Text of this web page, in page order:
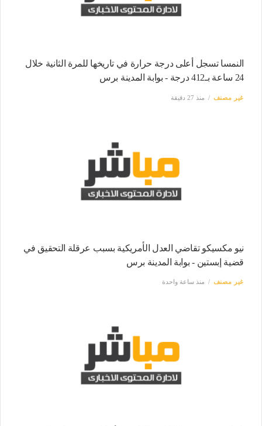
النمسا تسجل أعلى درجة حرارة في تاريخها للمرة الثانية خلال
24 ساعة بـ412 درجة - بوابة المدينة برس
غير مصنف منذ 27 دقيقة
نيو مكسيكو تقاضي العدل الأمريكية بسبب عرقلة التحقيق في
قضية إبستين - بوابة المدينة برس
غير مصنف منذ ساعة واحدة